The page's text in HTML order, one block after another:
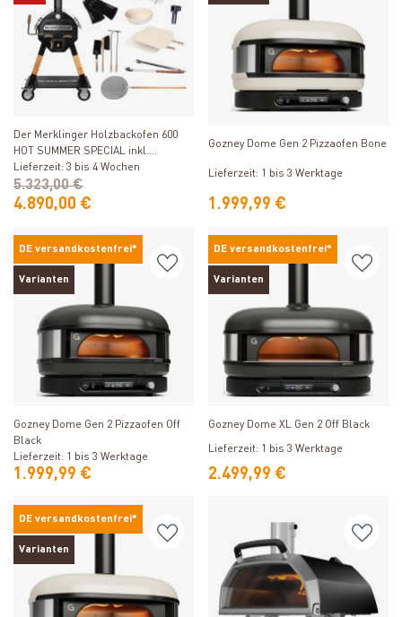
Produkt ansehen
Der Merklinger Holzbackofen 600
HOT SUMMER SPECIAL inkl.
Komplettset & Abdeckhaube
Lieferzeit: 3 bis 4 Wochen
4.890,00 €
5.323,00 €
Produkt ansehen
Gozney Dome Gen 2 Pizzaofen Bone
Lieferzeit: 1 bis 3 Werktage
1.999,99 €
DE versandkostenfrei*
Varianten
Produkt ansehen
Gozney Dome Gen 2 Pizzaofen Off
Black
Lieferzeit: 1 bis 3 Werktage
1.999,99 €
DE versandkostenfrei*
Varianten
Produkt ansehen
Gozney Dome XL Gen 2 Off Black
Lieferzeit: 1 bis 3 Werktage
2.499,99 €
DE versandkostenfrei*
Varianten